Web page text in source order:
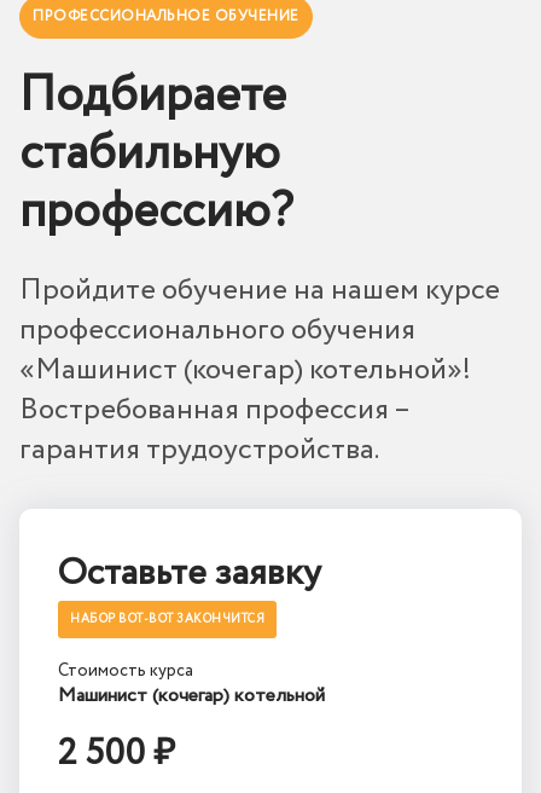
ПРОФЕССИОНАЛЬНОЕ ОБУЧЕНИЕ
Подбираете
стабильную
профессию?
Пройдите обучение на нашем курсе
профессионального обучения
«Машинист (кочегар) котельной»!
Востребованная профессия –
гарантия трудоустройства.
Оставьте заявку
НАБОР ВОТ-ВОТ ЗАКОНЧИТСЯ
Стоимость курса
Машинист (кочегар) котельной
2 500 ₽